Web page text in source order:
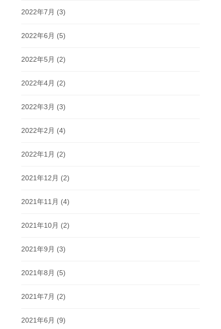
2022年7月 (3)
2022年6月 (5)
2022年5月 (2)
2022年4月 (2)
2022年3月 (3)
2022年2月 (4)
2022年1月 (2)
2021年12月 (2)
2021年11月 (4)
2021年10月 (2)
2021年9月 (3)
2021年8月 (5)
2021年7月 (2)
2021年6月 (9)